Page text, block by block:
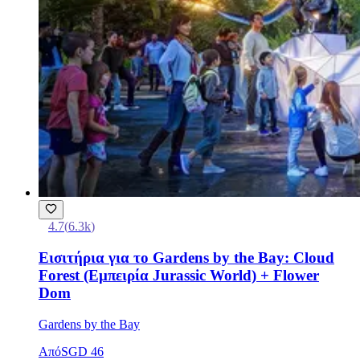
4.7(6.3k)
Εισιτήρια για το Gardens by the Bay: Cloud
Forest (Εμπειρία Jurassic World) + Flower
Dom
Gardens by the Bay
ΑπόSGD 46